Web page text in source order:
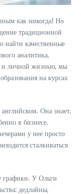
как никогда! Но
традиционной
найти качественные
аналитика,
и личной жизнью, мы
на курсах
английском. Она знает,
в бизнесе.
у нее просто
сталкиваться
графики. У Ольги
дедлайны,